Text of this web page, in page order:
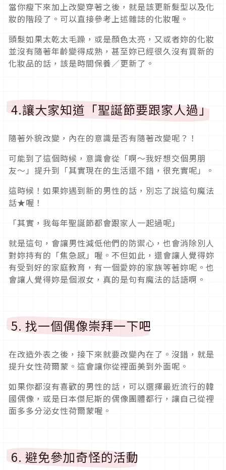
當你瘦下來加上改變穿著之後，就是該更新髮型以及化
妝的階段了。可以直接參考上述雜誌的化妝喔。
頭髮如果太乾太毛躁，或是顏色太亮，又或者妳的化妝
並沒有隨著年齡變得成熟，甚至妳已經很久沒有買新的
化妝品的話，該是時間保養／更新了。
4.讓大家知道「聖誕節要跟家人過」
隨著外貌改變，內在的意識是否有隨著改變呢？！
可能到了這個時候，意識會從「啊〜我好想交個男朋
友〜」提升到「其實現在的生活還不錯，很充實呢」。
這時候！如果妳遇到新的男性的話，別忘了說這句魔法
話★喔！
「其實，我每年聖誕節都會跟家人一起過呢」
就是這句，會讓男性減低他們的防禦心，也會消除別人
對妳持有的「焦急感」喔。不但如此，還會讓人覺得妳
有受到好的家庭教育，有一個愛妳的家族等著妳呢。也
會讓人覺得妳是個淑女，真的是句有魔法的話語啊。
5. 找一個偶像崇拜一下吧
在改造外表之後，接下來就要改變內在了。沒錯，就是
提升女性荷爾蒙。這會讓你從裡面美到外面呢。
如果你都沒有喜歡的男性的話，可以選擇最近流行的韓
國偶像，或是日本傑尼斯的偶像團體都行，讓自己從裡
面多多分泌女性荷爾蒙喔。
6. 避免參加奇怪的活動